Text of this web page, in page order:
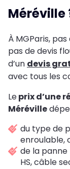
Méréville
À MGParis,
pas de devis
d’un devis
avec tous les
Leprix d’une
Méréville
du type de
enroulable,
de la
HS, câble